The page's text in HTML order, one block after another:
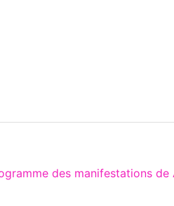
des manifestations de